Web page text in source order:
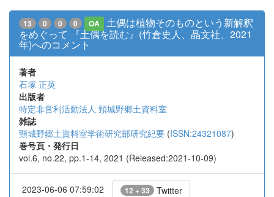
13 0 0 0 OA
土偶は植物そのものという新解釈
をめぐって 『土偶を読む』(竹倉史人、晶文社、2021
年)へのコメント
著者
石塚 正英
出版者
特定非営利活動法人 頸城野郷土資料室
雑誌
頸城野郷土資料室学術研究部研究紀要 (ISSN:24321087)
巻号頁・発行日
vol.6, no.22, pp.1-14, 2021 (Released:2021-10-09)
2023-06-06 07:59:02 12 + 33 Twitter